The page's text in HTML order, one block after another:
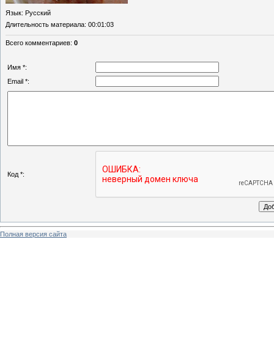
Язык: Русский
Длительность материала: 00:01:03
Всего комментариев: 0
Имя *:
Email *:
Код *:
Полная версия сайта